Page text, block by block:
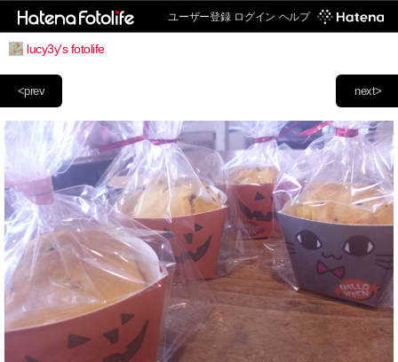
ユーザー登録 ログイン ヘルプ
lucy3y's fotolife
next>
<prev